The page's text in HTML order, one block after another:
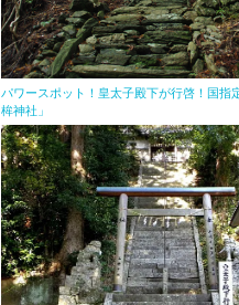
パワースポット！皇太子殿下が行啓！国指
桙神社」